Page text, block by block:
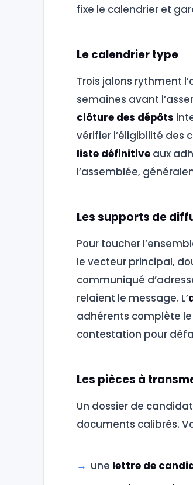
fixe le calendrier et
Le calendrier type
Trois jalons rythment
semaines avant
clôture des dépôts
vérifier l’éligibilité des
liste définitive aux
l’assemblée,
Les supports de
Pour toucher
le vecteur principal,
communiqué
relaient le message. L’
adhérents complète
contestation pour
Les pièces à
Un dossier de
documents calibrés.
une lettre de